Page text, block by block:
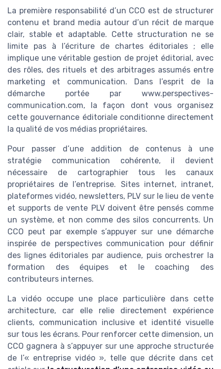
La première responsabilité d’un CCO est de structurer
contenu et brand media autour d’un récit de marque
clair, stable et adaptable. Cette structuration ne se
limite pas à l’écriture de chartes éditoriales ; elle
implique une véritable gestion de projet éditorial, avec
des rôles, des rituels et des arbitrages assumés entre
marketing et communication. Dans l’esprit de la
démarche portée par www.perspectives-
communication.com, la façon dont vous organisez
cette gouvernance éditoriale conditionne directement
la qualité de vos médias propriétaires.
Pour passer d’une addition de contenus à une
stratégie communication cohérente, il devient
nécessaire de cartographier tous les canaux
propriétaires de l’entreprise. Sites internet, intranet,
plateformes vidéo, newsletters, PLV sur le lieu de vente
et supports de vente PLV doivent être pensés comme
un système, et non comme des silos concurrents. Un
CCO peut par exemple s’appuyer sur une démarche
inspirée de perspectives communication pour définir
des lignes éditoriales par audience, puis orchestrer la
formation des équipes et le coaching des
contributeurs internes.
La vidéo occupe une place particulière dans cette
architecture, car elle relie directement expérience
clients, communication inclusive et identité visuelle
sur tous les écrans. Pour renforcer cette dimension, un
CCO gagnera à s’appuyer sur une approche structurée
de l’« entreprise vidéo », telle que décrite dans cet